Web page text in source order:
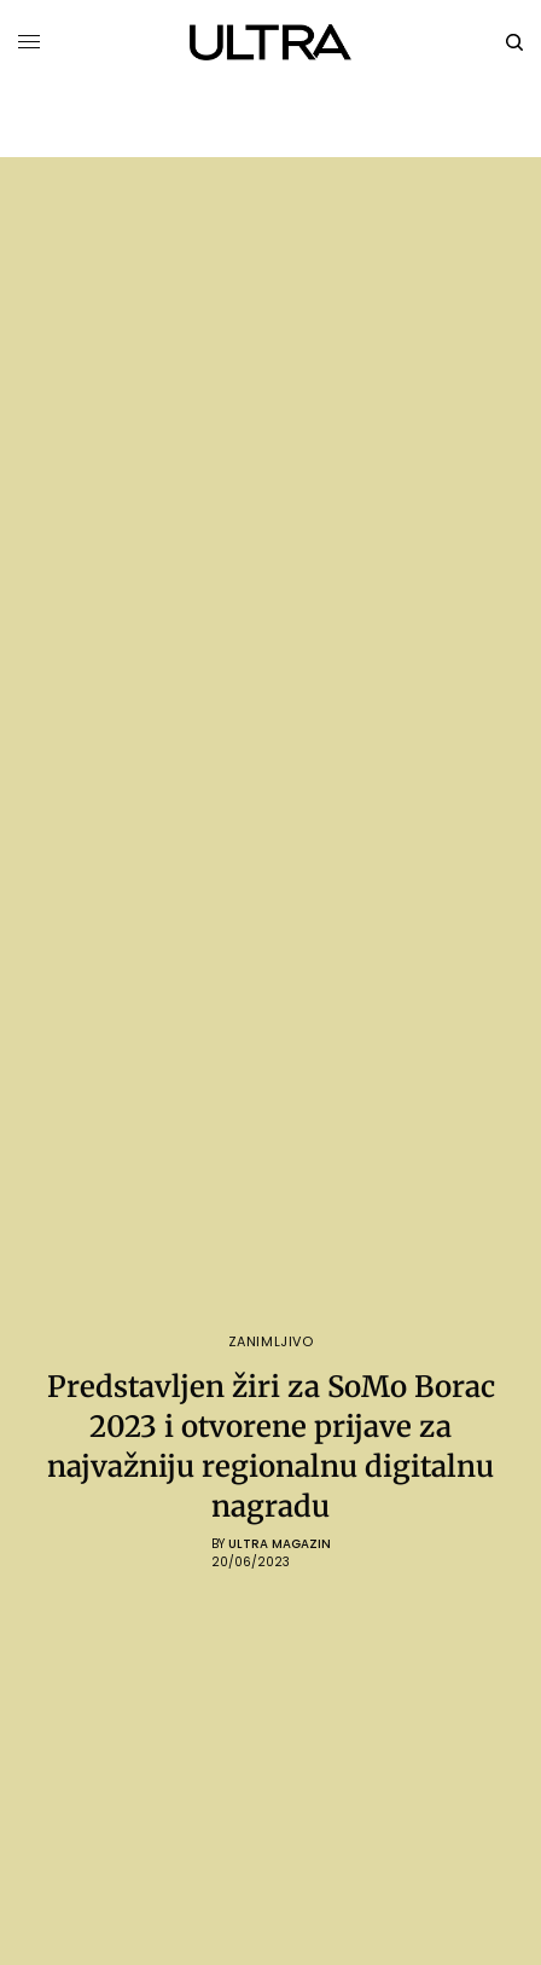
ZANIMLJIVO
Predstavljen žiri za SoMo Borac
2023 i otvorene prijave za
najvažniju regionalnu digitalnu
nagradu
BY ULTRA MAGAZIN
20/06/2023